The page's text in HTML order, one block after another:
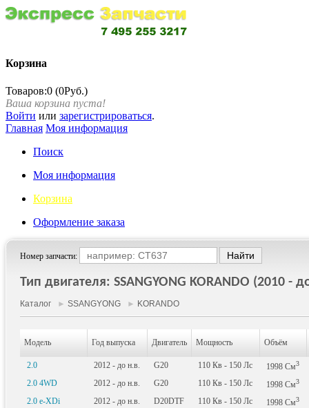
Корзина
Товаров:0 (0Руб.)
Ваша корзина пуста!
Войти или зарегистрироваться.
Главная Моя информация
Поиск
Моя информация
Корзина
Оформление заказа
Номер запчасти:
Тип двигателя: SSANGYONG KORANDO (2010 -
Каталог ► SSANGYONG ► KORANDO
Модель Год выпуска Двигатель Мощность Объём
2.0 2012 - до н.в. G20 110 Кв - 150 Лс 1998 См3
2.0 4WD 2012 - до н.в. G20 110 Кв - 150 Лс 1998 См3
2.0 e-XDi 2012 - до н.в. D20DTF 110 Кв - 150 Лс 1998 См3